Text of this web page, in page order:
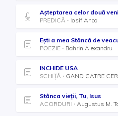
Așteptarea celor două
PREDICĂ
Iosif Anca
Ești a mea Stâncă de
POEZIE
Bahrin Alexandru
INCHIDE USA
SCHIȚĂ
GAND CATRE CER
Stânca vieții, Tu, Isus
ACORDURI
Au­gus­tus M.